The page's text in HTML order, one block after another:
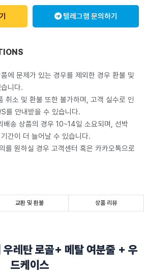
텔레그램 문의하기
에 문제가 있는 경우를 제외한 경우 환불 및
니다.
취소 및 환불 또한 불가하며, 고객 실수로 인
를 안내받을 수 있습니다.
배송 상품의 경우 10~14일 소요되며, 선박
간이 더 늘어날 수 있습니다.
를 원하실 경우 고객센터 혹은 카카오톡으로
교환 및 환불 상품 리뷰
레탄 로골+ 메탈 여분줄 + 우
드케이스